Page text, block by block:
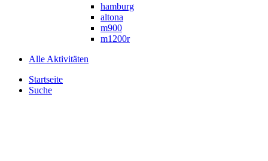
hamburg
altona
m900
m1200r
Alle Aktivitäten
Startseite
Suche